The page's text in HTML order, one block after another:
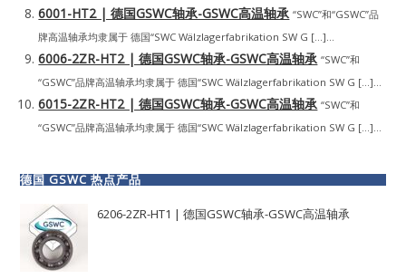
6001-HT2 | 德国GSWC轴承-GSWC高温轴承 “SWC”和“GSWC”品
牌高温轴承均隶属于 德国“SWC Wälzlagerfabrikation SW G […]...
6006-2ZR-HT2 | 德国GSWC轴承-GSWC高温轴承 “SWC”和
“GSWC”品牌高温轴承均隶属于 德国“SWC Wälzlagerfabrikation SW G […]...
6015-2ZR-HT2 | 德国GSWC轴承-GSWC高温轴承 “SWC”和
“GSWC”品牌高温轴承均隶属于 德国“SWC Wälzlagerfabrikation SW G […]...
德国 GSWC 热点产品
6206-2ZR-HT1 | 德国GSWC轴承-GSWC高温轴承